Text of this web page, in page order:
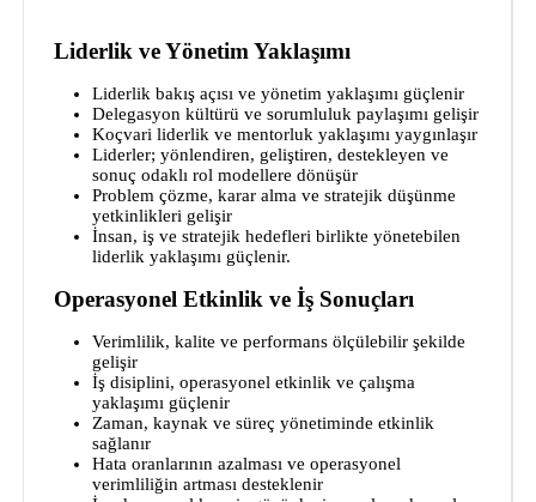
Liderlik ve Yönetim Yaklaşımı
Liderlik bakış açısı ve yönetim yaklaşımı güçlenir
Delegasyon kültürü ve sorumluluk paylaşımı gelişir
Koçvari liderlik ve mentorluk yaklaşımı yaygınlaşır
Liderler; yönlendiren, geliştiren, destekleyen ve
sonuç odaklı rol modellere dönüşür
Problem çözme, karar alma ve stratejik düşünme
yetkinlikleri gelişir
İnsan, iş ve stratejik hedefleri birlikte yönetebilen
liderlik yaklaşımı güçlenir.
Operasyonel Etkinlik ve İş Sonuçları
Verimlilik, kalite ve performans ölçülebilir şekilde
gelişir
İş disiplini, operasyonel etkinlik ve çalışma
yaklaşımı güçlenir
Zaman, kaynak ve süreç yönetiminde etkinlik
sağlanır
Hata oranlarının azalması ve operasyonel
verimliliğin artması desteklenir